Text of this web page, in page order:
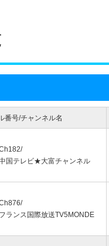
番号/チャンネル名
国テレビ★大富チャンネル
ランス国際放送TV5MONDE